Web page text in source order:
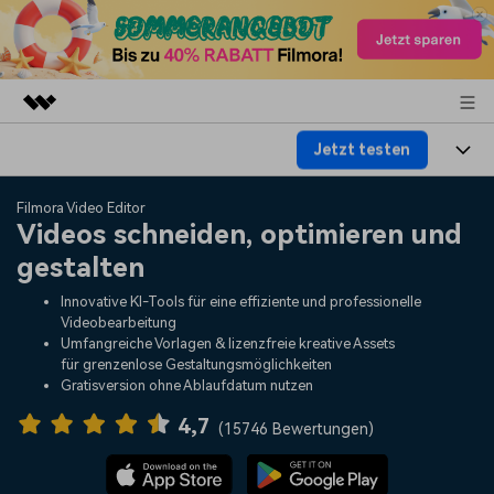
Dienstprogramme
Business
Überblick
Lösungen
Über uns
Presseraum
Support
Jetzt testen
Produkte
Plattformen
Funktionen
Assets
KI
Video/Foto
Audio
Lösungen
Soziale Medien
Marketing & Business
Lifestyle & Spaß
Ressourcen
Video-Prompts
Über 100 heiße Video-
Meisterkurs
Beherrschen Sie
Hilfe-Center
Erste Schritte
Filmora Video Editor
Videos schneiden, optimieren und
gestalten
Innovative KI-Tools für eine effiziente und professionelle
Videobearbeitung
Umfangreiche Vorlagen & lizenzfreie kreative Assets
für grenzenlose Gestaltungsmöglichkeiten
Gratisversion ohne Ablaufdatum nutzen
4,7 (15746 Bewertungen)